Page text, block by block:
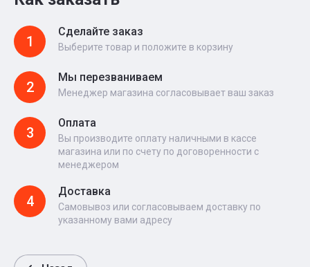
1
Сделайте заказ
Выберите товар и положите в корзину
2
Мы перезваниваем
Менеджер магазина согласовывает ваш заказ
3
Оплата
Вы производите оплату наличными в кассе
магазина или по счету по договоренности с
менеджером
4
Доставка
Самовывоз или согласовываем доставку по
указанному вами адресу